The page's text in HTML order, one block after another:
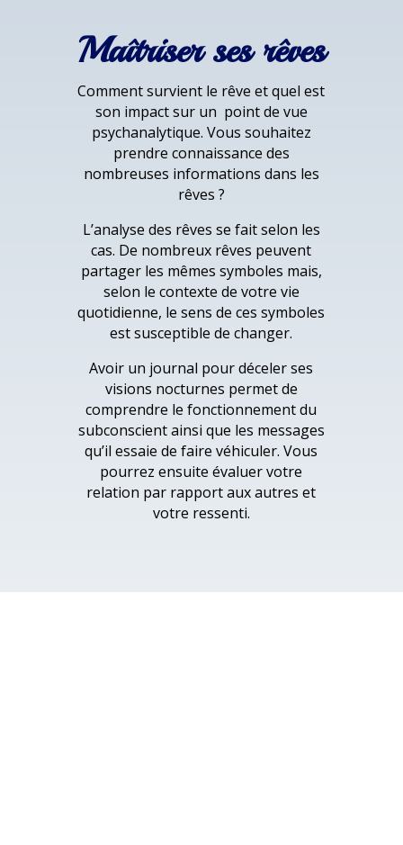
Maîtriser ses rêves
Comment survient le rêve et quel est
son impact sur un point de vue
psychanalytique. Vous souhaitez
prendre connaissance des
nombreuses informations dans les
rêves ?
L’analyse des rêves se fait selon les
cas. De nombreux rêves peuvent
partager les mêmes symboles mais,
selon le contexte de votre vie
quotidienne, le sens de ces symboles
est susceptible de changer.
Avoir un journal pour déceler ses
visions nocturnes permet de
comprendre le fonctionnement du
subconscient ainsi que les messages
qu’il essaie de faire véhiculer. Vous
pourrez ensuite évaluer votre
relation par rapport aux autres et
votre ressenti.